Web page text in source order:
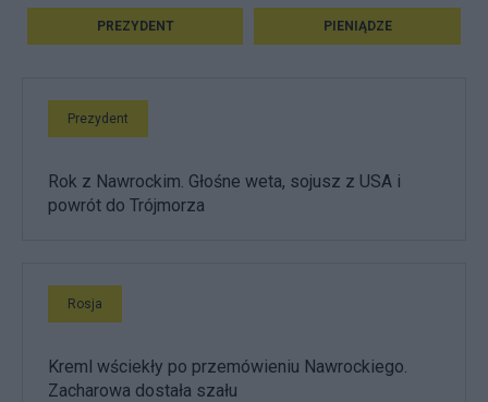
PREZYDENT PIENIĄDZE
Prezydent
Rok z Nawrockim. Głośne weta, sojusz z USA i
powrót do Trójmorza
Rosja
Kreml wściekły po przemówieniu Nawrockiego.
Zacharowa dostała szału